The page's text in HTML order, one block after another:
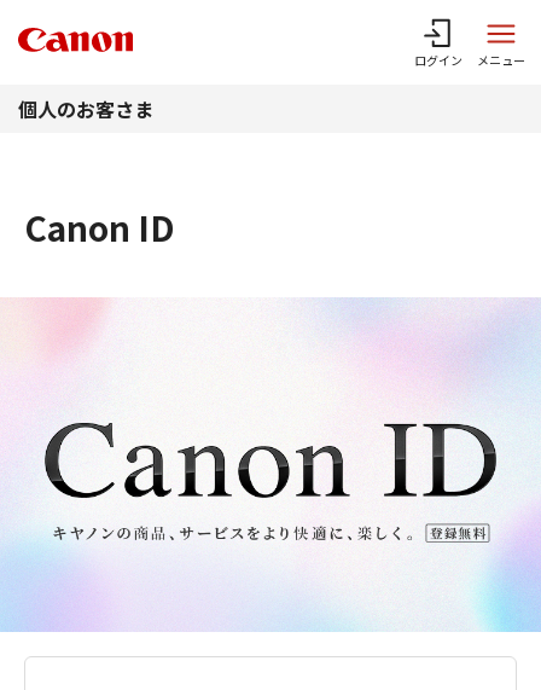
ログイン メニュー
個人のお客さま
Canon ID